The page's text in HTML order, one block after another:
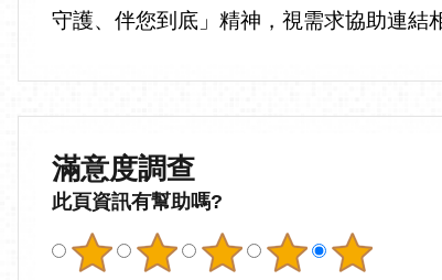
守護、伴您到底」精神，視需求協助連結
滿意度調查
此頁資訊有幫助嗎?